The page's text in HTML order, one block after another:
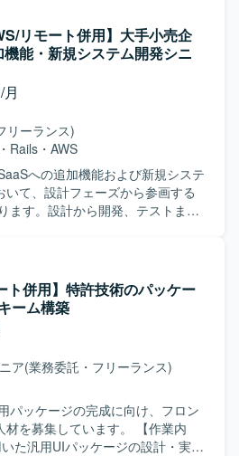
既存機能の改善、パフォーマンス
ながら、事業要件をプロダクトに
に開発を進めていただける方を
開発を重視し、ペア/モブプログ
ルにも柔軟に取り組んでいただ
い技術の活用にも前向きに取り
【ポジションの魅
スの中核となるバックエンド開
複数プロダクトの機能開発・運用
アーキテクチャ設計やクラウドネ
経験を積むことができます。AI駆
ロントエンドはTypeScript、
利用しています。インフラはAWS
、EC2、RDS/Aurora、
Lambdaなどを利用しています。
環境で開発を行い、Git/GitHubに
、GitHub Actions、
イプラインを構築しています。AI
、GitHub Copilot、Devin、
ニケーションにはSlack、Notion、
しています。
リモート併用】大手小売企
能・新規システム開発シニ
月
リーランス)
・ Rails ・ AWS
への追加機能および新規システ
て、設計フェーズから参画する
ます。設計から開発、テストまで
キュメントの作成・管理（課題の
解消推進）を主担当として実施い
トにかけてのWBS策定および進
す。Ruby on Railsを用いた汎用
装や、必要に応じた技術検証・
す。プロダクトチームや関係各
調整を行っていただきます。提
計・コードレビューを通じた品
す。既存の要件定義成果物や引き
行っていただきます。 【求め
自ら整理し、たたき台を作って前
ト併用】特許技術のパッケー
ーム構築
ア(業務委託・フリーランス)
パッケージの完成に向け、フロン
集しています。 【作業内
た汎用UIパッケージの設計・実装